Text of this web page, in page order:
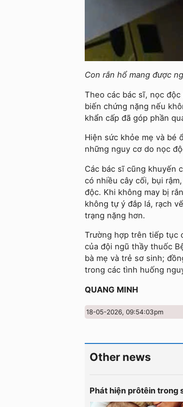
Con rắn hổ mang được
Theo các bác sĩ, nọc
biến chứng nặng nếu
khẩn cấp đã góp phần
Hiện sức khỏe mẹ và bé
những nguy cơ do nọc
Các bác sĩ cũng khuyến
có nhiều cây cối, bụi
độc. Khi không may bị
không tự ý đắp lá, rạch
trạng nặng hơn.
Trường hợp trên tiếp tục
của đội ngũ thầy thuốc
bà mẹ và trẻ sơ sinh;
trong các tình huống
QUANG MINH
18-05-2026, 09:54:03pm
Other news
Phát hiện prôtêin trong